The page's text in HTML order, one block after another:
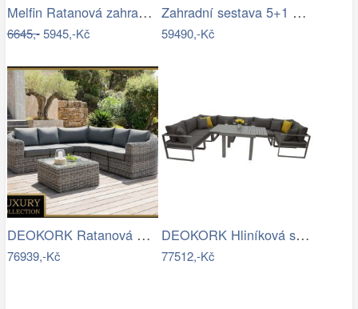
Melfin Ratanová zahradní sestava VENDY…
6645,-5945,-Kč
Zahradní sestava 5+1 polyratan / látka
59490,-Kč
DEOKORK Ratanová modulová sestava…
76939,-Kč
DEOKORK Hliníková sestava jídelní pro 8…
77512,-Kč